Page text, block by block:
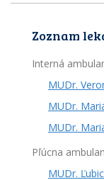
Zoznam
Interná
MUDr.
MUDr.
MUDr.
Pľúcna
MUDr.